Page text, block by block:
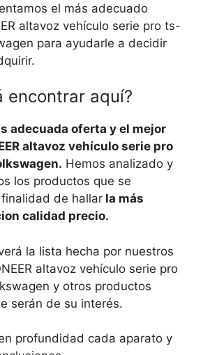
el más adecuado
altavoz vehículo serie pro ts-
para ayudarle a decidir
encontrar aquí?
adecuada oferta y el mejor
altavoz vehículo serie pro
Hemos analizado y
los productos que se
de hallar la más
calidad precio.
la lista hecha por nuestros
altavoz vehículo serie pro
y otros productos
serán de su interés.
profundidad cada aparato y